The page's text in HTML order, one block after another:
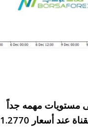
مستويات مهمه جداً
ومحورية، الان في حال الصعود واختراق مستويات الضلع العلوي للقناة عند أسعار 1.2770